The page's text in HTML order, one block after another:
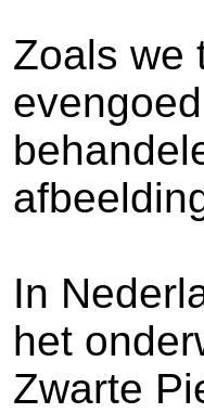
Zoals we
In
het
Zwarte